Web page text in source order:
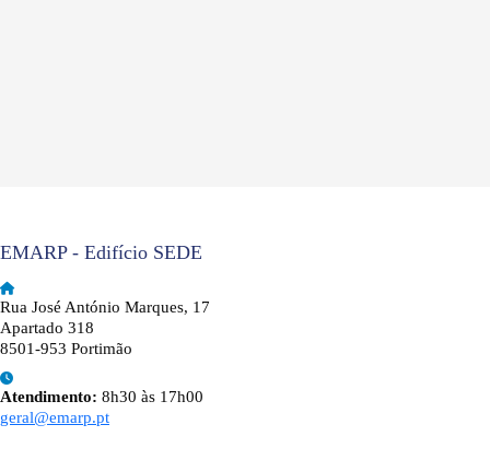
EMARP - Edifício SEDE
Rua José António Marques, 17
Apartado 318
8501-953 Portimão
Atendimento: 8h30 às 17h00
geral@emarp.pt